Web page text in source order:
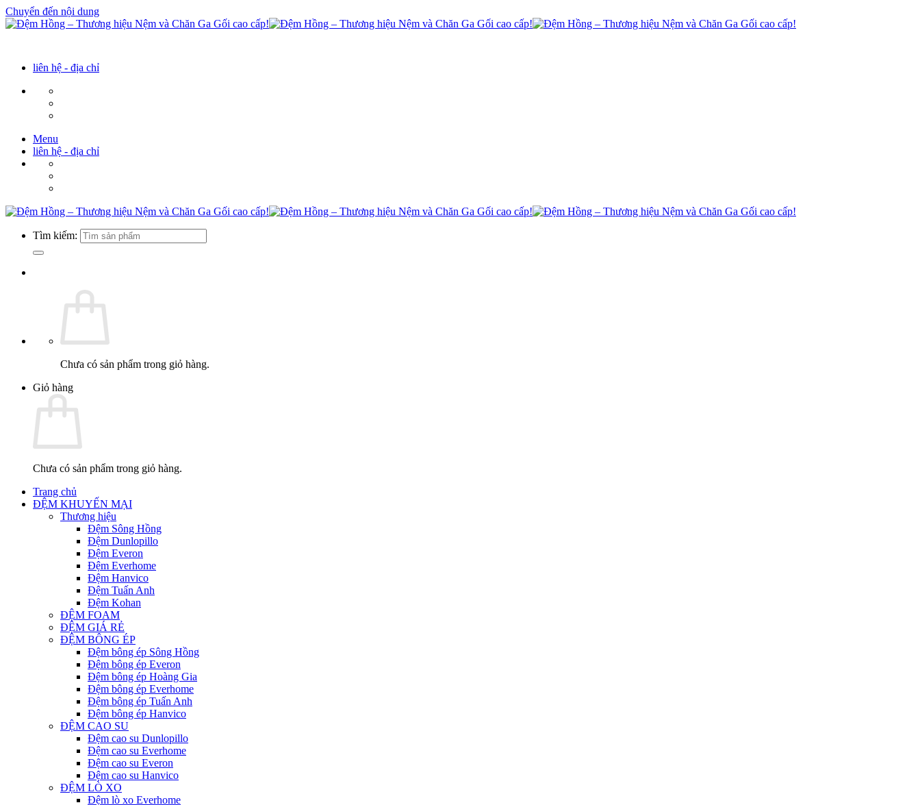
Chuyển đến nội dung
liên hệ - địa chỉ
Menu
liên hệ - địa chỉ
Tìm kiếm:
Chưa có sản phẩm trong giỏ hàng.
Giỏ hàng
Chưa có sản phẩm trong giỏ hàng.
Trang chủ
ĐỆM KHUYẾN MẠI
Thương hiệu
Đệm Sông Hồng
Đệm Dunlopillo
Đệm Everon
Đệm Everhome
Đệm Hanvico
Đệm Tuấn Anh
Đệm Kohan
ĐỆM FOAM
ĐỆM GIÁ RẺ
ĐỆM BÔNG ÉP
Đệm bông ép Sông Hồng
Đệm bông ép Everon
Đệm bông ép Hoàng Gia
Đệm bông ép Everhome
Đệm bông ép Tuấn Anh
Đệm bông ép Hanvico
ĐỆM CAO SU
Đệm cao su Dunlopillo
Đệm cao su Everhome
Đệm cao su Everon
Đệm cao su Hanvico
ĐỆM LÒ XO
Đệm lò xo Everhome